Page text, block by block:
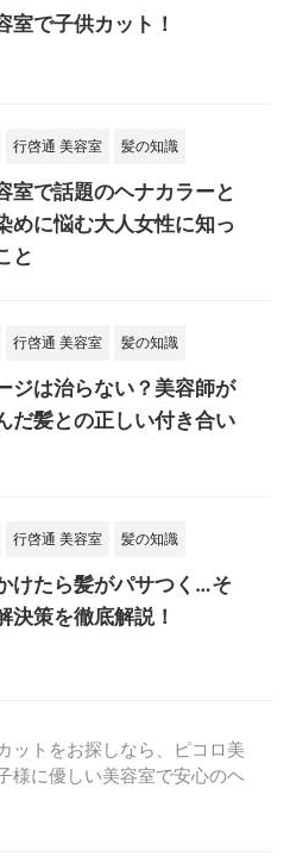
室で子供カット！
行啓通 美容室 髪の知識
室で話題のヘナカラーと
めに悩む大人女性に知っ
と
行啓通 美容室 髪の知識
ジは治らない？美容師が
だ髪との正しい付き合い
行啓通 美容室 髪の知識
けたら髪がパサつく…そ
決策を徹底解説！
ットをお探しなら、ピコロ美
様に優しい美容室で安心のヘ